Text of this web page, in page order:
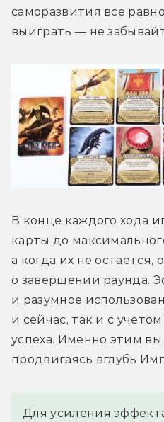
саморазвития все
выиграть — не
В конце каждого хода
карты до
а когда их не остаётся,
о завершении раунда.
и разумное
и сейчас, так и с
успеха. Именно этим вы
продвигаясь вглубь
Для усиления